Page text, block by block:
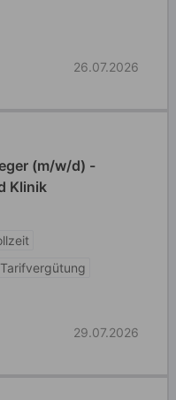
26.07.2026
(m/w/d) -
Klinik
Tarifvergütung
29.07.2026